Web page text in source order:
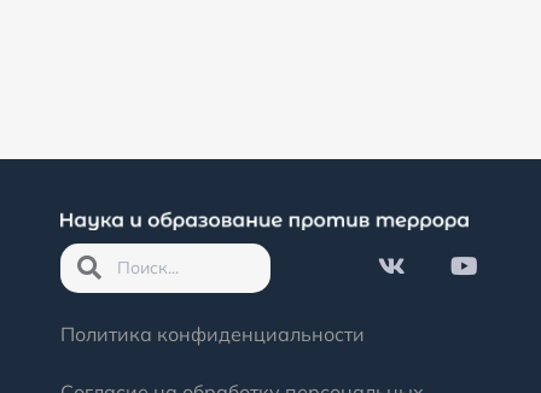
Политика конфиденциальности